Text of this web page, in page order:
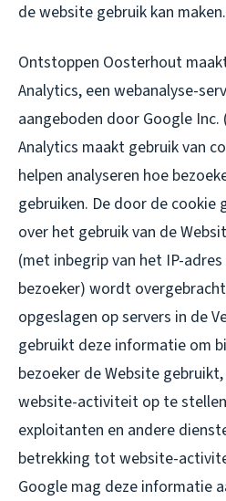
de website gebruik kan maken.
Ontstoppen Oosterhout
Analytics, een webanalyse-
aangeboden door Google
Analytics maakt gebruik van
helpen analyseren hoe
gebruiken. De door de
over het gebruik van de
(met inbegrip van het IP-
bezoeker) wordt
opgeslagen op servers in de
gebruikt deze informatie om
bezoeker de Website
website-activiteit op te
exploitanten en andere
betrekking tot website-
Google mag deze informatie